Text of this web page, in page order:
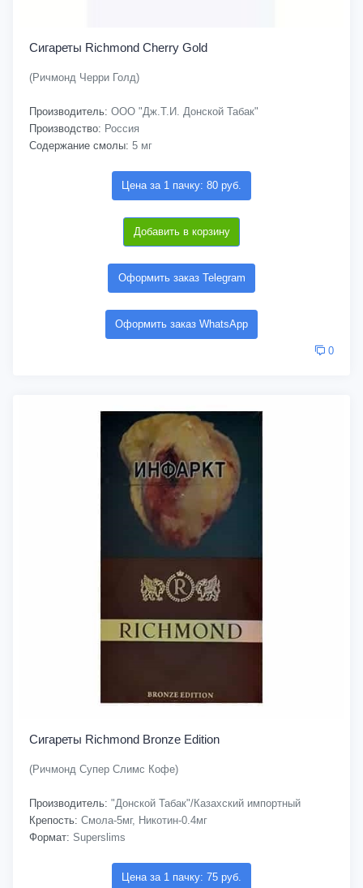
Сигареты Richmond Cherry Gold
(Ричмонд Черри Голд)
Производитель: ООО "Дж.Т.И. Донской Табак"
Производство: Россия
Содержание смолы: 5 мг
Цена за 1 пачку: 80 руб.
Добавить в корзину
Оформить заказ Telegram
Оформить заказ WhatsApp
0
Сигареты Richmond Bronze Edition
(Ричмонд Супер Слимс Кофе)
Производитель: "Донской Табак"/Казахский импортный
Крепость: Смола-5мг, Никотин-0.4мг
Формат: Superslims
Цена за 1 пачку: 75 руб.